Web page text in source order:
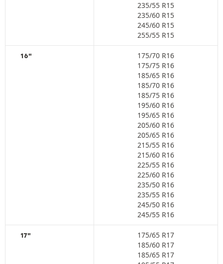
235/55 R15
235/60 R15
245/60 R15
255/55 R15
16"
175/70 R16
175/75 R16
185/65 R16
185/70 R16
185/75 R16
195/60 R16
195/65 R16
205/60 R16
205/65 R16
215/55 R16
215/60 R16
225/55 R16
225/60 R16
235/50 R16
235/55 R16
245/50 R16
245/55 R16
17"
175/65 R17
185/60 R17
185/65 R17